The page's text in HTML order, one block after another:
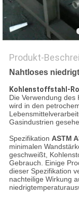
Produkt-
Nahtloses
Kohlenstoffstahl-
Die Verwendung des
wird in den
Gasindustrien
Spezifikation ASTM
minimalen
geschweißt,
Gebrauch. Einige
dieser Spezifikation
nachteilige Wirkung